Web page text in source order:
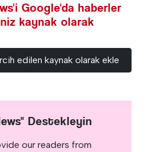
Google'da haberler
kaynak olarak
edilen kaynak olarak ekle
Destekleyin
our readers from